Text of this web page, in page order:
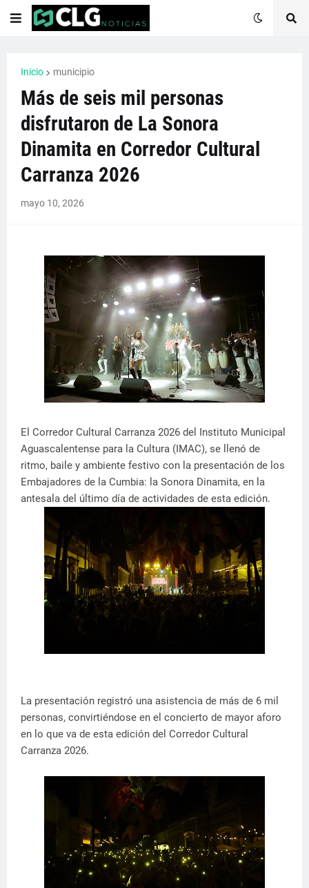
Inicio municipio
Más de seis mil personas
disfrutaron de La Sonora
Dinamita en Corredor Cultural
Carranza 2026
mayo 10, 2026
El Corredor Cultural Carranza 2026 del Instituto Municipal
Aguascalentense para la Cultura (IMAC), se llenó de
ritmo, baile y ambiente festivo con la presentación de los
Embajadores de la Cumbia: la Sonora Dinamita, en la
antesala del último día de actividades de esta edición.
La presentación registró una asistencia de más de 6 mil
personas, convirtiéndose en el concierto de mayor aforo
en lo que va de esta edición del Corredor Cultural
Carranza 2026.